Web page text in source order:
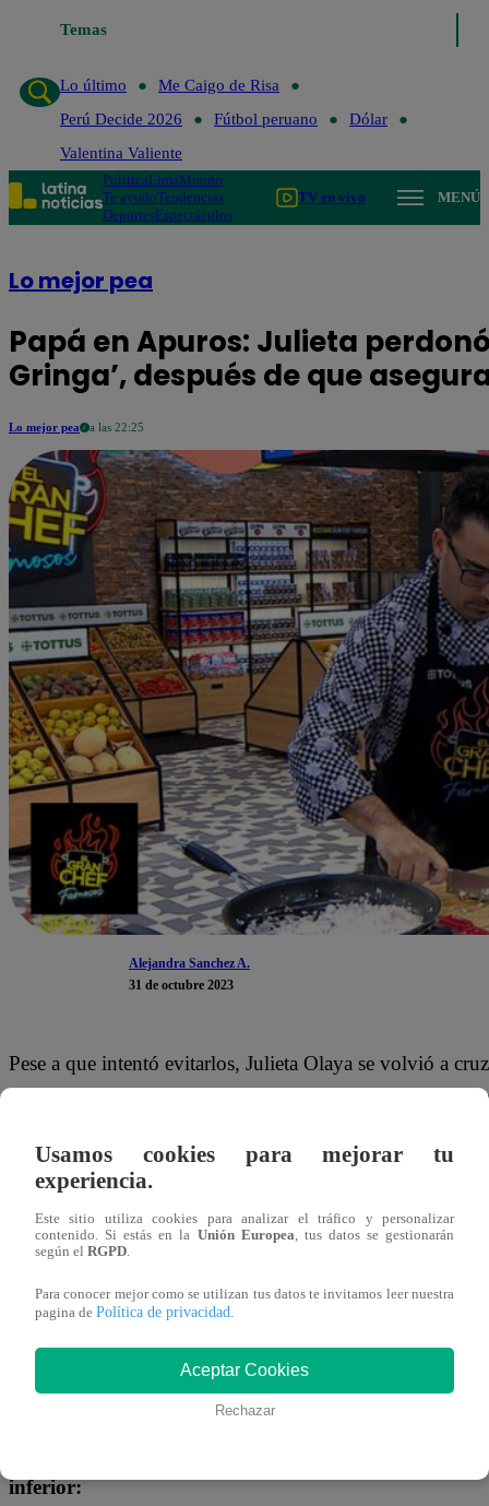
TemasLo último
Lo último
Me Caigo de Risa
Perú Decide 2026
Fútbol peruano
Dólar
Valentina Valiente
PolíticaLimaMundo
Te ayudoTendencias
DeportesEspectáculos
TV en vivo MENÚ
Lo mejor pea
Papá en Apuros: Julieta
Gringa’, después de que
Lo mejor pea a las 22:25
Alejandra Sanchez A.
31 de octubre 2023
Pese a que intentó evitarlos, Julieta Olaya se volvió a
amiga Kate ‘La Gringa’ en el muelle. Después de un
“Eras como una hermana para mí, ¿cómo fuiste capaz
voy a hacer en Lima si tú no me perdonas? Yo no quise
Gringa’.
“No puedo, te quiero mucho, eres mi mejor amiga, eres
confesión ablandó el corazón de Julieta y la perdonó.
el muelle de Chorrillos.
inferior:
Usamos cookies para mejorar tu
experiencia.
Este sitio utiliza cookies para analizar el tráfico y personalizar
contenido. Si estás en la Unión Europea, tus datos se gestionarán
según el RGPD.
Para conocer mejor como se utilizan tus datos te invitamos leer nuestra
pagina de Política de privacidad.
Aceptar Cookies
Rechazar